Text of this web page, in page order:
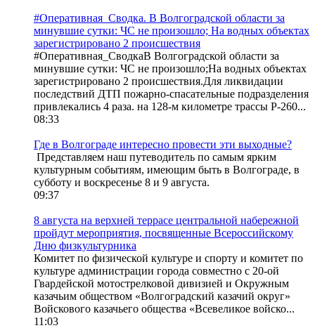
#Оперативная_Сводка. В Волгоградской области за
минувшие сутки: ЧС не произошло; На водных объектах
зарегистрировано 2 происшествия
#Оперативная_СводкаВ Волгоградской области за
минувшие сутки: ЧС не произошло;На водных объектах
зарегистрировано 2 происшествия.Для ликвидации
последствий ДТП пожарно-спасательные подразделения
привлекались 4 раза. на 128-м километре трассы Р-260...
08:33
Где в Волгограде интересно провести эти выходные?
Представляем наш путеводитель по самым ярким
культурным событиям, имеющим быть в Волгограде, в
субботу и воскресенье 8 и 9 августа.
09:37
8 августа на верхней террасе центральной набережной
пройдут мероприятия, посвященные Всероссийскому
Дню физкультурника
Комитет по физической культуре и спорту и комитет по
культуре администрации города совместно с 20-ой
Гвардейской мотострелковой дивизией и Окружным
казачьим обществом «Волгоградский казачий округ»
Войскового казачьего общества «Всевеликое войско...
11:03